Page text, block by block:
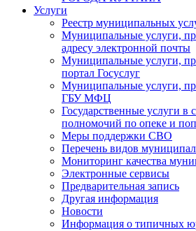
Услуги
Реестр муниципальных
Муниципальные услуги,
адресу электронной почты
Муниципальные услуги,
портал Госуслуг
Муниципальные услуги,
ГБУ МФЦ
Государственные услуги в
полномочий по опеке и
Меры поддержки СВО
Перечень видов
Мониторинг качества
Электронные сервисы
Предварительная запись
Другая информация
Новости
Информация о типичных